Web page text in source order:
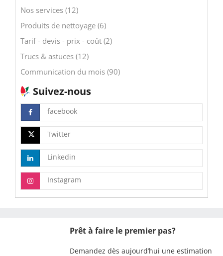
Nos services (12)
Produits de nettoyage (6)
Tarif - devis - prix - coût (2)
Trucs & astuces (12)
Communication du mois (90)
Suivez-nous
facebook
Twitter
Linkedin
Instagram
Prêt à faire le premier pas?
Demandez dès aujourd’hui une estimation